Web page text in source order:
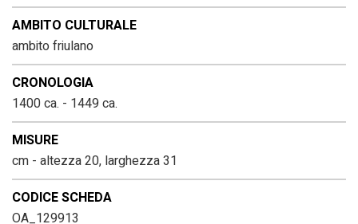
AMBITO CULTURALE
ambito friulano
CRONOLOGIA
1400 ca. - 1449 ca.
MISURE
cm - altezza 20, larghezza 31
CODICE SCHEDA
OA_129913